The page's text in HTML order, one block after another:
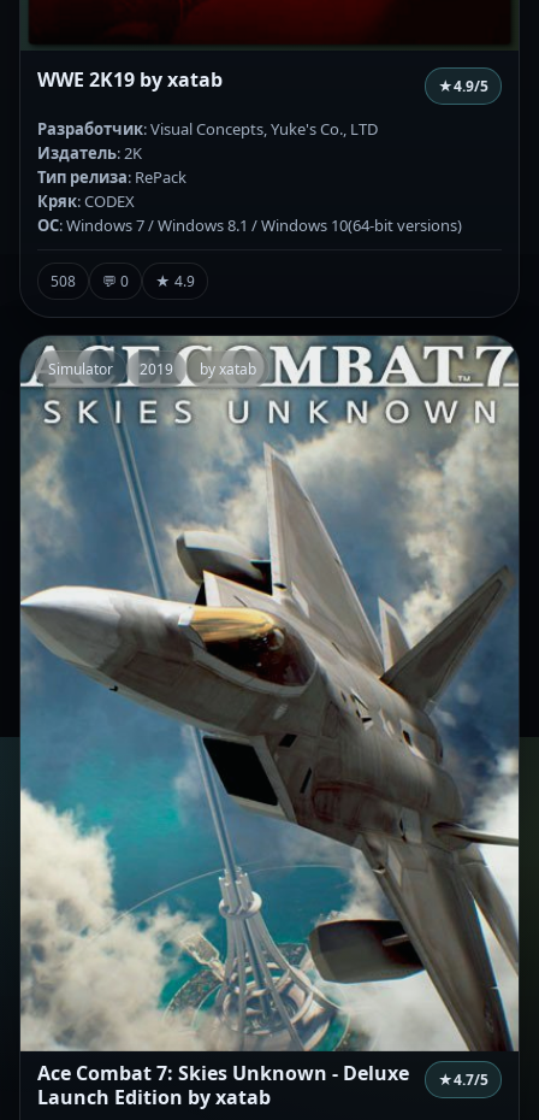
WWE 2K19 by xatab ★4.9/5
Разработчик: Visual Concepts, Yuke's Co., LTD
Издатель: 2K
Тип релиза: RePack
Кряк: CODEX
ОС: Windows 7 / Windows 8.1 / Windows 10(64-bit versions)
508 💬 0 ★ 4.9
Simulator 2019 by xatab
Ace Combat 7: Skies Unknown - Deluxe
Launch Edition by xatab
★4.7/5